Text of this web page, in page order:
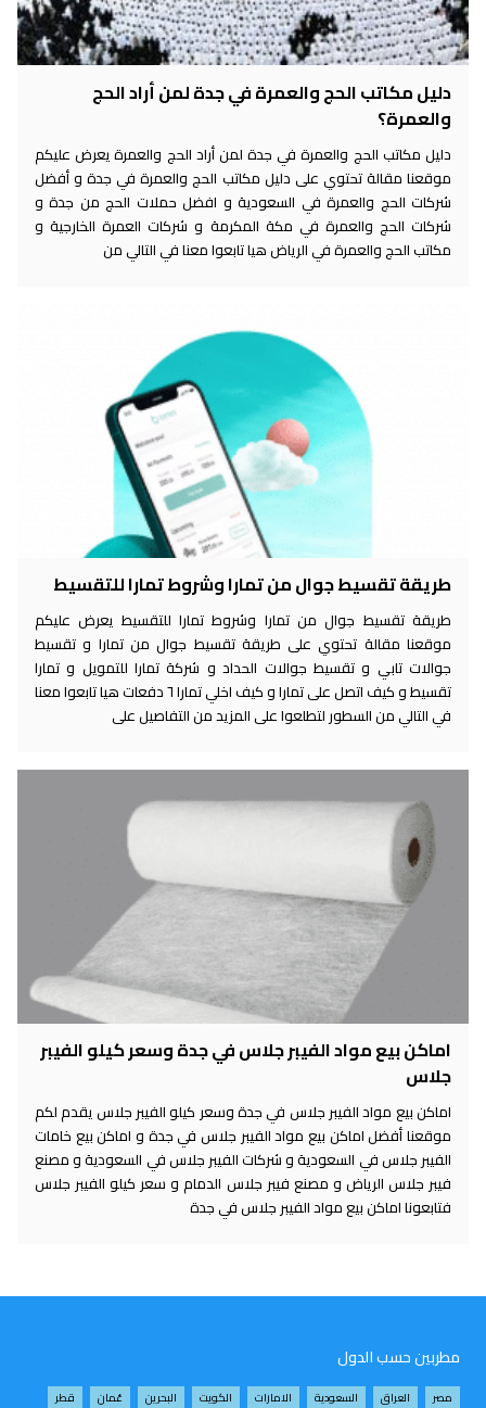
دليل مكاتب الحج والعمرة في جدة لمن أراد الحج
والعمرة؟
دليل مكاتب الحج والعمرة في جدة لمن أراد الحج والعمرة يعرض عليكم
موقعنا مقالة تحتوي على دليل مكاتب الحج والعمرة في جدة و أفضل
شركات الحج والعمرة في السعودية و افضل حملات الحج من جدة و
شركات الحج والعمرة في مكة المكرمة و شركات العمرة الخارجية و
مكاتب الحج والعمرة في الرياض هيا تابعوا معنا في التالي من
طريقة تقسيط جوال من تمارا وشروط تمارا للتقسيط
طريقة تقسيط جوال من تمارا وشروط تمارا للتقسيط يعرض عليكم
موقعنا مقالة تحتوي على طريقة تقسيط جوال من تمارا و تقسيط
جوالات تابي و تقسيط جوالات الحداد و شركة تمارا للتمويل و تمارا
تقسيط و كيف اتصل على تمارا و كيف اخلي تمارا ٦ دفعات هيا تابعوا معنا
في التالي من السطور لتطلعوا على المزيد من التفاصيل على
اماكن بيع مواد الفيبر جلاس في جدة وسعر كيلو الفيبر
جلاس
اماكن بيع مواد الفيبر جلاس في جدة وسعر كيلو الفيبر جلاس يقدم لكم
موقعنا أفضل اماكن بيع مواد الفيبر جلاس في جدة و اماكن بيع خامات
الفيبر جلاس في السعودية و شركات الفيبر جلاس في السعودية و مصنع
فيبر جلاس الرياض و مصنع فيبر جلاس الدمام و سعر كيلو الفيبر جلاس
فتابعونا اماكن بيع مواد الفيبر جلاس في جدة
مطربين حسب الدول
مصر العراق السعودية الامارات الكويت البحرين عُمان قطر